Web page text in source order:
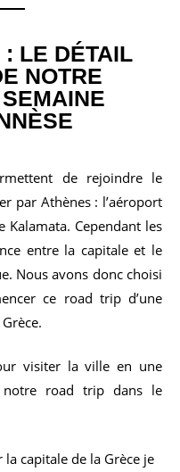
: LE DÉTAIL
NOTRE
de rejoindre le
par Athènes : l’aéroport
Kalamata. Cependant les
entre la capitale et le
Nous avons donc choisi
ce road trip d’une
visiter la ville en une
notre road trip dans le
capitale de la Grèce je